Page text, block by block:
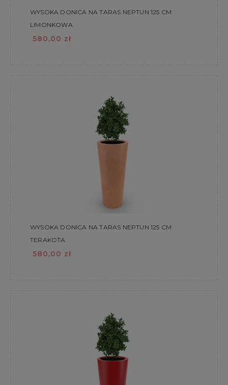
WYSOKA DONICA NA TARAS NEPTUN 125 CM
LIMONKOWA
580,00 zł
WYSOKA DONICA NA TARAS NEPTUN 125 CM
TERAKOTA
580,00 zł